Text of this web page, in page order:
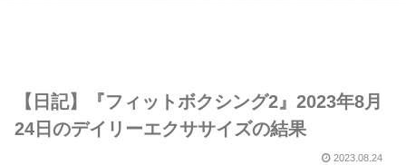
【日記】『フィットボクシング2』2023年8月
24日のデイリーエクササイズの結果
2023.08.24